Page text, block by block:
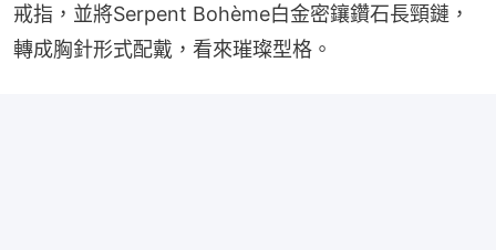
戒指，並將Serpent Bohème白金密鑲鑽石長頸鏈，
轉成胸針形式配戴，看來璀璨型格。